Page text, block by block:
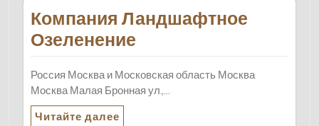
Компания Ландшафтное
Озеленение
Россия Москва и Московская область Москва
Москва Малая Бронная ул.,…
Читайте далее